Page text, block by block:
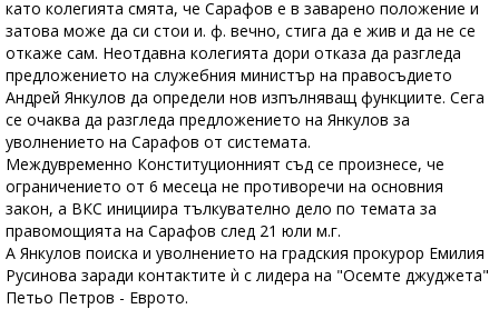
като колегията смята, че Сарафов е в заварено положение и
затова може да си стои и. ф. вечно, стига да е жив и да не се
откаже сам. Неотдавна колегията дори отказа да разгледа
предложението на служебния министър на правосъдието
Андрей Янкулов да определи нов изпълняващ функциите. Сега
се очаква да разгледа предложението на Янкулов за
уволнението на Сарафов от системата.
Междувременно Конституционният съд се произнесе, че
ограничението от 6 месеца не противоречи на основния
закон, а ВКС инициира тълкувателно дело по темата за
правомощията на Сарафов след 21 юли м.г.
А Янкулов поиска и уволнението на градския прокурор Емилия
Русинова заради контактите ѝ с лидера на "Осемте джуджета"
Петьо Петров - Еврото.